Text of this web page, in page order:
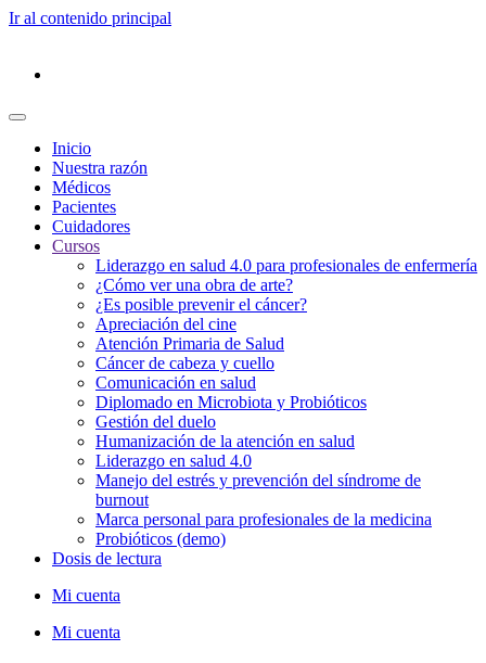
Ir al contenido principal
Inicio
Nuestra razón
Médicos
Pacientes
Cuidadores
Cursos
Liderazgo en salud 4.0 para profesionales de enfermería
¿Cómo ver una obra de arte?
¿Es posible prevenir el cáncer?
Apreciación del cine
Atención Primaria de Salud
Cáncer de cabeza y cuello
Comunicación en salud
Diplomado en Microbiota y Probióticos
Gestión del duelo
Humanización de la atención en salud
Liderazgo en salud 4.0
Manejo del estrés y prevención del síndrome de
burnout
Marca personal para profesionales de la medicina
Probióticos (demo)
Dosis de lectura
Mi cuenta
Mi cuenta